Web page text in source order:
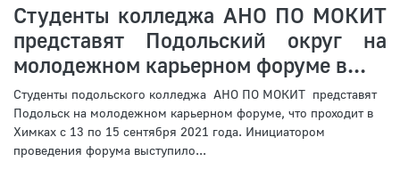
Студенты колледжа АНО ПО МОКИТ
представят Подольский округ на
молодежном карьерном форуме в...
Студенты подольского колледжа АНО ПО МОКИТ представят
Подольск на молодежном карьерном форуме, что проходит в
Химках с 13 по 15 сентября 2021 года. Инициатором
проведения форума выступило...